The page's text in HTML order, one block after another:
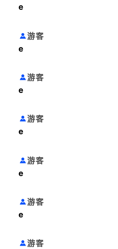
e
游客
e
游客
e
游客
e
游客
e
游客
e
游客